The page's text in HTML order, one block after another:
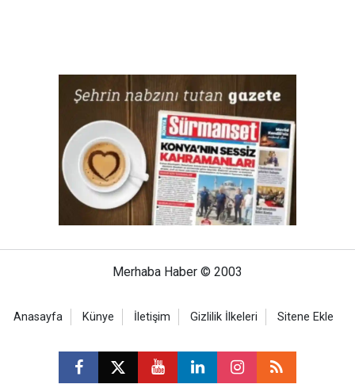
Merhaba Haber © 2003
Anasayfa Künye İletişim Gizlilik İlkeleri Sitene Ekle